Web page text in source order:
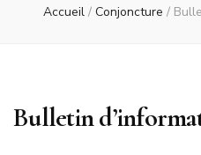
Accueil / Conjoncture /
Bulletin